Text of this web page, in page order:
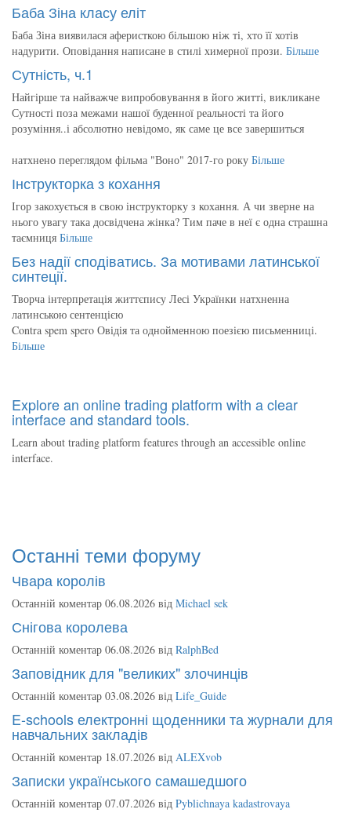
Баба Зіна класу еліт
Баба Зіна виявилася аферисткою більшою ніж ті, хто її хотів
надурити. Оповідання написане в стилі химерної прози. Більше
Сутність, ч.1
Найгірше та найважче випробовування в його житті, викликане
Сутності поза межами нашої буденної реальності та його
розуміння..і абсолютно невідомо, як саме це все завершиться
натхнено переглядом фільма "Воно" 2017-го року Більше
Інструкторка з кохання
Ігор закохується в свою інструкторку з кохання. А чи зверне на
нього увагу така досвідчена жінка? Тим паче в неї є одна страшна
таємниця Більше
Без надії сподіватись. За мотивами латинської
синтеції.
Творча інтерпретація життєпису Лесі Українки натхненна
латинською сентенцією
Contra spem spero Овідія та однойменною поезією письменниці.
Більше
Explore an online trading platform with a clear
interface and standard tools.
Learn about trading platform features through an accessible online
interface.
Останні теми форуму
Чвара королів
Останній коментар 06.08.2026 від Michael sek
Снігова королева
Останній коментар 06.08.2026 від RalphBed
Заповідник для "великих" злочинців
Останній коментар 03.08.2026 від Life_Guide
E-schools електронні щоденники та журнали для
навчальних закладів
Останній коментар 18.07.2026 від ALEXvob
Записки українського самашедшого
Останній коментар 07.07.2026 від Pyblichnaya kadastrovaya